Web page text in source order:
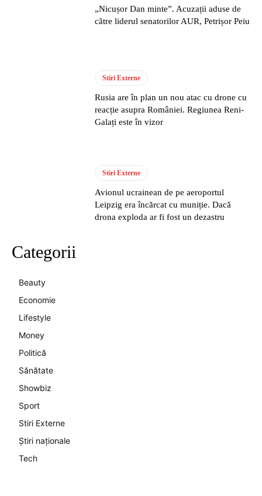
„Nicușor Dan minte”. Acuzații aduse de
către liderul senatorilor AUR, Petrișor Peiu
Stiri Externe
Rusia are în plan un nou atac cu drone cu
reacție asupra României. Regiunea Reni-
Galați este în vizor
Stiri Externe
Avionul ucrainean de pe aeroportul
Leipzig era încărcat cu muniție. Dacă
drona exploda ar fi fost un dezastru
Categorii
Beauty
Economie
Lifestyle
Money
Politică
Sănătate
Showbiz
Sport
Stiri Externe
Știri naționale
Tech